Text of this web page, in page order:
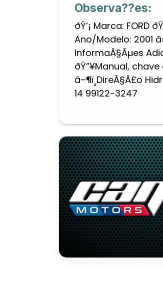
Observa??es:
ðŸ’¡ Marca: FORD
Ano/Modelo: 2001
InformaÃ§Ãµes
ðŸ”¥Manual,
â–¶ï¸DireÃ§Ã£o
14 99122-3247